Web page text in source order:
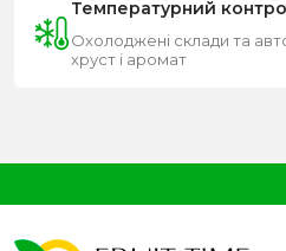
Температурний
Охолоджені склади та
хруст і аромат